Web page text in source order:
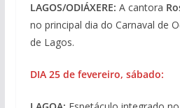
LAGOS/ODIÁXERE: A cantora
no principal dia do Carnaval de
de Lagos.
DIA 25 de fevereiro, sábado: